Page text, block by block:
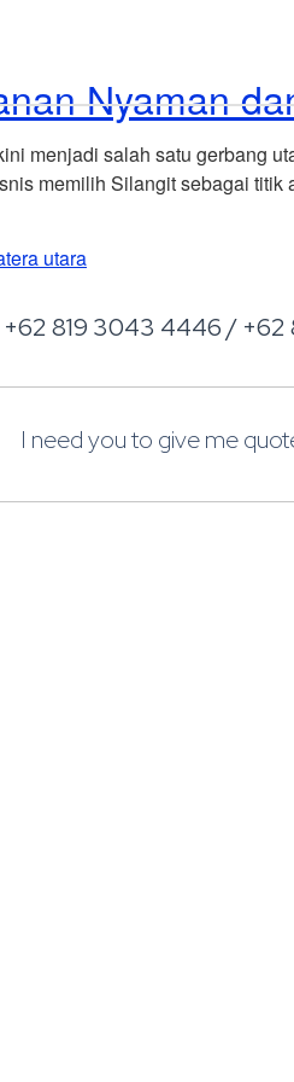
Nyaman
menjadi salah satu gerbang
memilih Silangit sebagai
utara
+62 819 3043 4446 / +62
I need you to give me